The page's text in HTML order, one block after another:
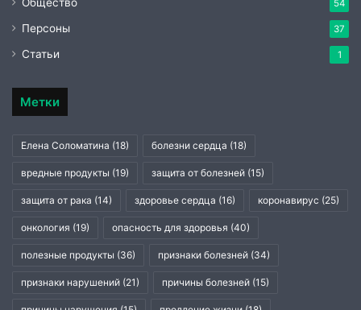
54
Персоны 37
Статьи 1
Метки
Елена Соломатина (18) болезни сердца (18)
вредные продукты (19) защита от болезней (15)
защита от рака (14) здоровье сердца (16) коронавирус (25)
онкология (19) опасность для здоровья (40)
полезные продукты (36) признаки болезней (34)
признаки нарушений (21) причины болезней (15)